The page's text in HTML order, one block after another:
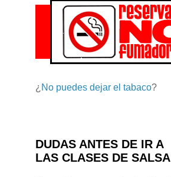
¿ No puedes dejar el tabaco?
DUDAS ANTES DE IR A
LAS CLASES DE SALSA